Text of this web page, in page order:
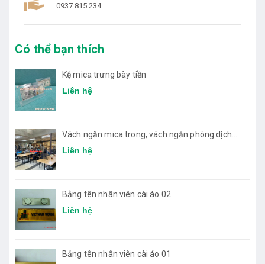
0937 815 234
Có thể bạn thích
Kệ mica trưng bày tiền
Liên hệ
Vách ngăn mica trong, vách ngăn phòng dịch
bệnh
Liên hệ
Bảng tên nhân viên cài áo 02
Liên hệ
Bảng tên nhân viên cài áo 01